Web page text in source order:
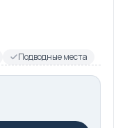
Подводные места